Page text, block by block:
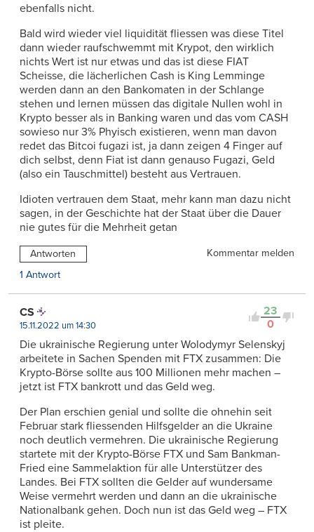
ebenfalls nicht.
Bald wird wieder viel liquidität fliessen was diese Titel
dann wieder raufschwemmt mit Krypot, den wirklich
nichts Wert ist nur etwas und das ist diese FIAT
Scheisse, die lächerlichen Cash is King Lemminge
werden dann an den Bankomaten in der Schlange
stehen und lernen müssen das digitale Nullen wohl in
Krypto besser als in Banking waren und das vom CASH
sowieso nur 3% Phyisch existieren, wenn man davon
redet das Bitcoi fugazi ist, ja dann zeigen 4 Finger auf
dich selbst, denn Fiat ist dann genauso Fugazi, Geld
(also ein Tauschmittel) besteht aus Vertrauen.
Idioten vertrauen dem Staat, mehr kann man dazu nicht
sagen, in der Geschichte hat der Staat über die Dauer
nie gutes für die Mehrheit getan
Antworten
Kommentar melden
1 Antwort
23
0
CS
15.11.2022 um 14:30
Die ukrainische Regierung unter Wolodymyr Selenskyj
arbeitete in Sachen Spenden mit FTX zusammen: Die
Krypto-Börse sollte aus 100 Millionen mehr machen –
jetzt ist FTX bankrott und das Geld weg.
Der Plan erschien genial und sollte die ohnehin seit
Februar stark fliessenden Hilfsgelder an die Ukraine
noch deutlich vermehren. Die ukrainische Regierung
startete mit der Krypto-Börse FTX und Sam Bankman-
Fried eine Sammelaktion für alle Unterstützer des
Landes. Bei FTX sollten die Gelder auf wundersame
Weise vermehrt werden und dann an die ukrainische
Nationalbank gehen. Doch nun ist das Geld weg – FTX
ist pleite.